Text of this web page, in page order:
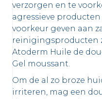
newsletters en informatie
producten te ontvangen
de bescherming van jouw
wij jou naar ons privacybeleid
verzorgen en te
agressieve
voorkeur geven aan
reinigingsproducten
Atoderm Huile de
Gel moussant.
Om de al zo broze
irriteren, mag een